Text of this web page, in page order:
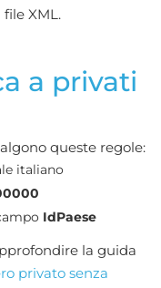
XML.
a privati
queste regole:
italiano
IdPaese
la guida
privato senza